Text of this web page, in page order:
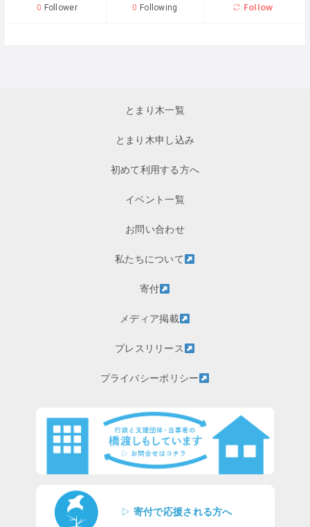
0 Follower 0 Following Follow
とまり木一覧
とまり木申し込み
初めて利用する方へ
イベント一覧
お問い合わせ
私たちについて
寄付
メディア掲載
プレスリリース
プライバシーポリシー
▷ 寄付で応援される方へ